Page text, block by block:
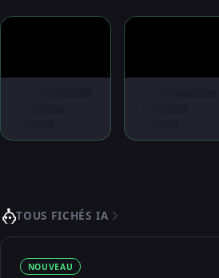
TOUS FICHÉS IA
NOUVEAU